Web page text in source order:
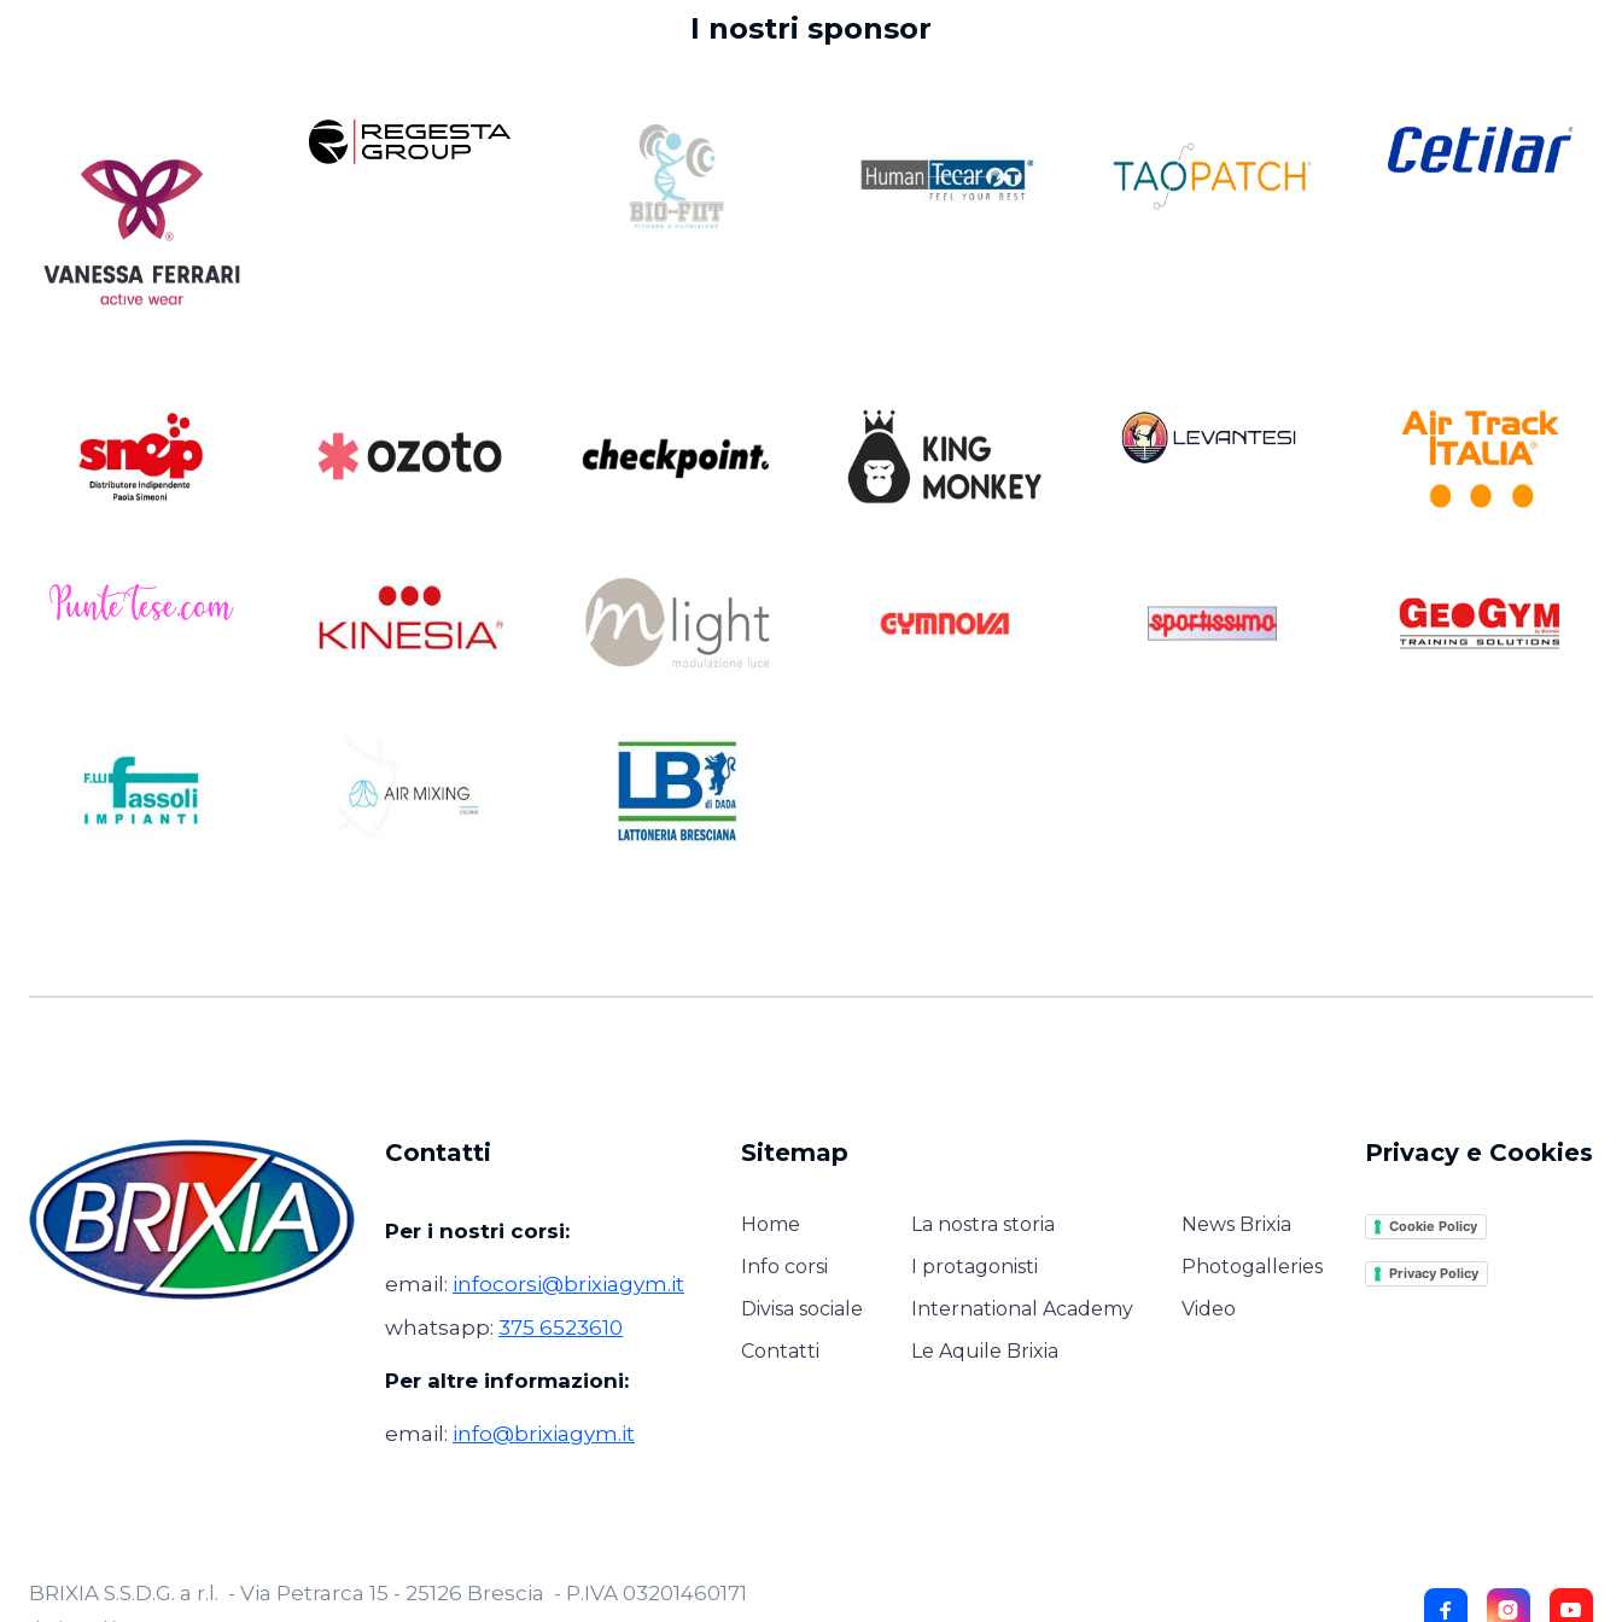
I nostri sponsor
Contatti
Per i nostri corsi:
email: infocorsi@brixiagym.it
whatsapp: 375 6523610
Per altre informazioni:
email: info@brixiagym.it
Sitemap
Home
Info corsi
Divisa sociale
Contatti
La nostra storia
I protagonisti
International Academy
Le Aquile Brixia
News Brixia
Photogalleries
Video
Privacy e Cookies
Cookie Policy
Privacy Policy
BRIXIA S.S.D.G. a r.l. - Via Petrarca 15 - 25126 Brescia - P.IVA 03201460171
  